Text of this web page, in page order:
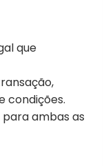
que
condições.
ambas as